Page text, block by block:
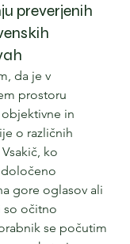
preverjenih
da je v
prostoru
in
o različnih
ko
določeno
gore oglasov ali
so očitno
se počutim